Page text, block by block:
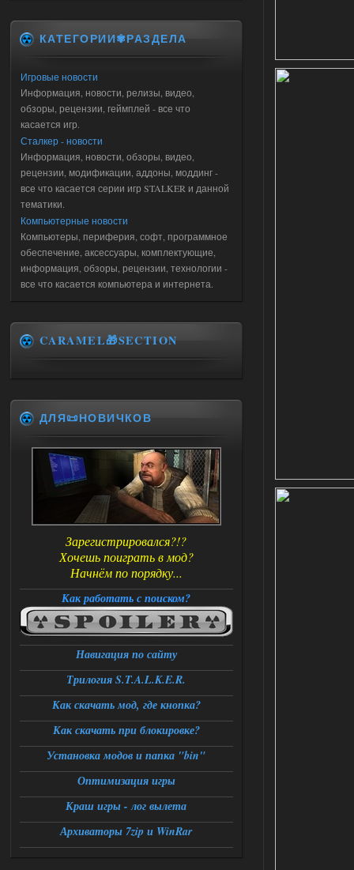
КАТЕГОРИИ✾РАЗДЕЛА
Игровые новости
Информация, новости, релизы, видео,
обзоры, рецензии, геймплей - все что
касается игр.
Сталкер - новости
Информация, новости, обзоры, видео,
рецензии, модификации, аддоны, моддинг -
все что касается серии игр STALKER и данной
тематики.
Компьютерные новости
Компьютеры, периферия, софт, программное
обеспечение, аксессуары, комплектующие,
информация, обзоры, рецензии, технологии -
все что касается компьютера и интернета.
CARAMEL🎁SECTION
ДЛЯ📜НОВИЧКОВ
Зарегистрировался?!?
Хочешь поиграть в мод?
Начнём по порядку...
Как работать с поиском?
Навигация по сайту
Трилогия S.T.A.L.K.E.R.
Как скачать мод, где кнопка?
Как скачать при блокировке?
Установка модов и папка "bin"
Оптимизация игры
Краш игры - лог вылета
Архиваторы 7zip и WinRar